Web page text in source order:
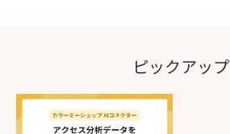
ピックアップ